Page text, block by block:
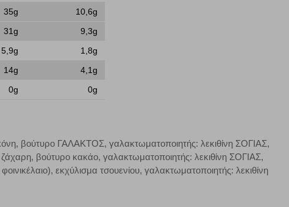
35g
10,6g
31g
9,3g
5,9g
1,8g
14g
4,1g
0g 0g
βούτυρο ΓΑΛΑΚΤΟΣ, γαλακτωματοποιητής: λεκιθίνη ΣΟΓΙΑΣ,
βούτυρο κακάο, γαλακτωματοποιητής: λεκιθίνη ΣΟΓΙΑΣ,
εκχύλισμα τσουενίου, γαλακτωματοποιητής: λεκιθίνη
επιλέξετε, μπορεί να χρησιμοποιηθούν από τους ανωτέρω
λειτουργούν αναγνωρίζοντας με μοναδικό τρόπο
μας σε διαφορετικούς ιστότοπους.
μπορούμε να βελτιώσουμε την απόδοσή του. Μας βοηθούν
παραμονής του. Οι πληροφορίες που συλλέγονται από αυτά
πότε έχετε επισκεφθεί την τοποθεσία μας.
Πάντα Ενεργό
να ρυθμίσετε το πρόγραμμα περιήγησής σας ώστε να
να μη λειτουργούν.